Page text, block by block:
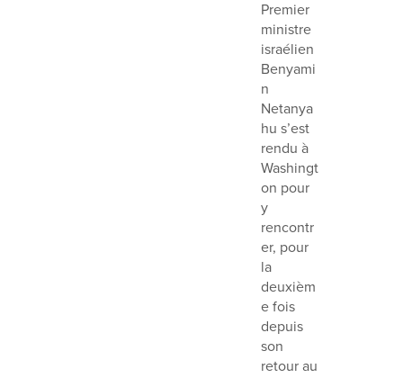
Premier
ministre
israélien
Benyami
n
Netanya
hu s’est
rendu à
Washingt
on pour
y
rencontr
er, pour
la
deuxièm
e fois
depuis
son
retour au